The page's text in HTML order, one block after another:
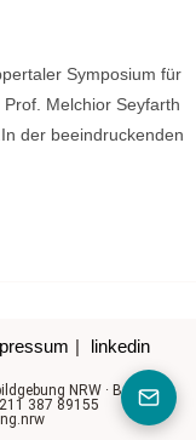
Symposium für
Melchior Seyfarth
der beeindruckenden
linkedin
NRW · Berliner
387 89155